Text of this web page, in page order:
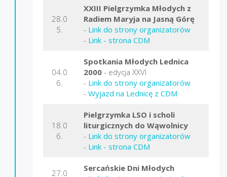
28.0
5.
XXIII Pielgrzymka Młodych z
Radiem Maryja na Jasną Górę
- Link do strony organizatorów
- Link - strona CDM
04.0
6.
Spotkania Młodych Lednica
2000 - edycja XXVI
- Link do strony organizatorów
- Wyjazd na Lednicę z CDM
18.0
6.
Pielgrzymka LSO i scholi
liturgicznych do Wąwolnicy
- Link do strony organizatorów
- Link - strona CDM
27.0
Sercańskie Dni Młodych